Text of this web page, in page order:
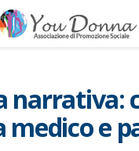
narrativa:
e